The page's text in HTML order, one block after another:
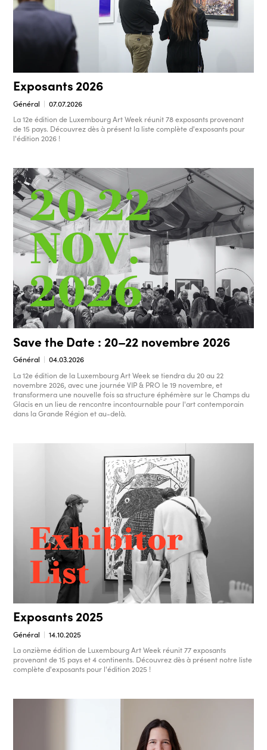
Exposants 2026
Général
07.07.2026
La 12e édition de Luxembourg Art Week réunit 78 exposants provenant
de 15 pays. Découvrez dès à présent la liste complète d'exposants pour
l'édition 2026 !
Save the Date : 20–22 novembre 2026
Général
04.03.2026
La 12e édition de la Luxembourg Art Week se tiendra du 20 au 22
novembre 2026, avec une journée VIP & PRO le 19 novembre, et
transformera une nouvelle fois sa structure éphémère sur le Champs du
Glacis en un lieu de rencontre incontournable pour l'art contemporain
dans la Grande Région et au-delà.
Exposants 2025
Général
14.10.2025
La onzième édition de Luxembourg Art Week réunit 77 exposants
provenant de 15 pays et 4 continents. Découvrez dès à présent notre liste
complète d'exposants pour l'édition 2025 !